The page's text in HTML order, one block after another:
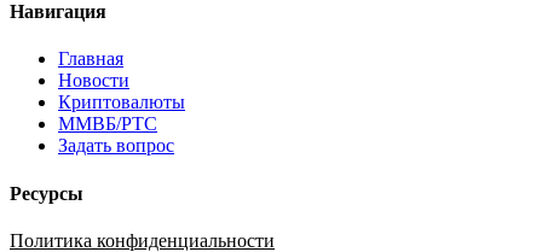
Навигация
Главная
Новости
Криптовалюты
ММВБ/РТС
Задать вопрос
Ресурсы
Политика конфиденциальности